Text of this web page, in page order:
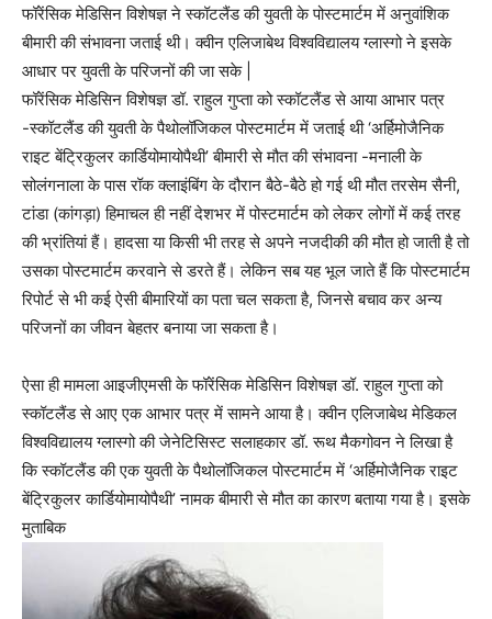
फॉरेंसिक मेडिसिन विशेषज्ञ ने स्कॉटलैंड की युवती के पोस्टमार्टम में अनुवांशिक
बीमारी की संभावना जताई थी। क्वीन एलिजाबेथ विश्वविद्यालय ग्लास्गो ने इसके
आधार पर युवती के परिजनों की जा सके |
फॉरेंसिक मेडिसिन विशेषज्ञ डॉ. राहुल गुप्ता को स्कॉटलैंड से आया आभार पत्र
-स्कॉटलैंड की युवती के पैथोलॉजिकल पोस्टमार्टम में जताई थी ‘अर्हिमोजैनिक
राइट बेंट्रिकुलर कार्डियोमायोपैथी’ बीमारी से मौत की संभावना -मनाली के
सोलंगनाला के पास रॉक क्लाइंबिंग के दौरान बैठे-बैठे हो गई थी मौत तरसेम सैनी,
टांडा (कांगड़ा) हिमाचल ही नहीं देशभर में पोस्टमार्टम को लेकर लोगों में कई तरह
की भ्रांतियां हैं। हादसा या किसी भी तरह से अपने नजदीकी की मौत हो जाती है तो
उसका पोस्टमार्टम करवाने से डरते हैं। लेकिन सब यह भूल जाते हैं कि पोस्टमार्टम
रिपोर्ट से भी कई ऐसी बीमारियों का पता चल सकता है, जिनसे बचाव कर अन्य
परिजनों का जीवन बेहतर बनाया जा सकता है।
ऐसा ही मामला आइजीएमसी के फॉरेंसिक मेडिसिन विशेषज्ञ डॉ. राहुल गुप्ता को
स्कॉटलैंड से आए एक आभार पत्र में सामने आया है। क्वीन एलिजाबेथ मेडिकल
विश्वविद्यालय ग्लास्गो की जेनेटिसिस्ट सलाहकार डॉ. रूथ मैकगोवन ने लिखा है
कि स्कॉटलैंड की एक युवती के पैथोलॉजिकल पोस्टमार्टम में ‘अर्हिमोजैनिक राइट
बेंट्रिकुलर कार्डियोमायोपैथी’ नामक बीमारी से मौत का कारण बताया गया है। इसके
मुताबिक